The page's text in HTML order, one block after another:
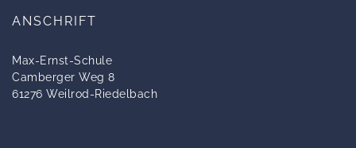
ANSCHRIFT
Max-Ernst-Schule
Camberger Weg 8
61276 Weilrod-Riedelbach